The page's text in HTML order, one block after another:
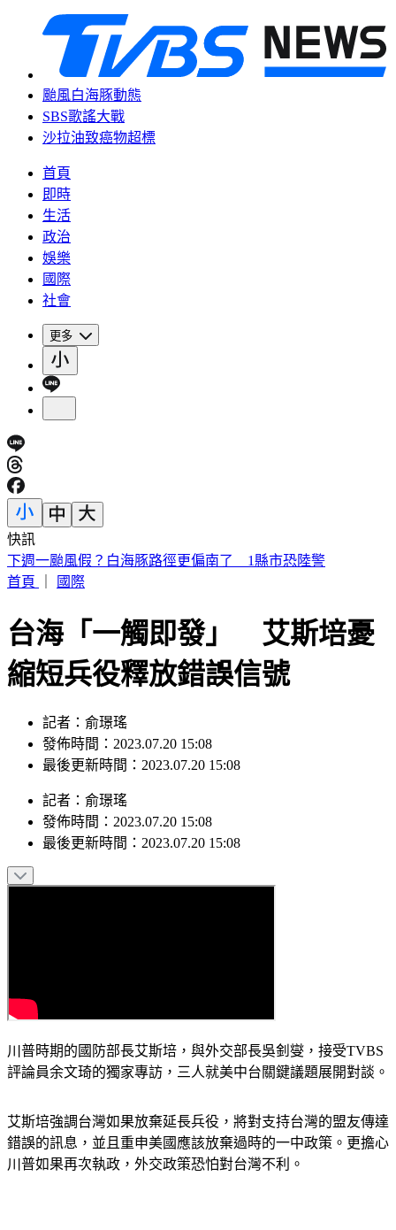
颱風白海豚動態
SBS歌謠大戰
沙拉油致癌物超標
首頁
即時
生活
政治
娛樂
國際
社會
更多
快訊
台股第3檔萬金股誕生！川湖午盤股價「衝破萬元」 創新天
價
台海「一觸即發」 艾斯培憂
縮短兵役釋放錯誤信號
記者：俞璟瑤
發佈時間：2023.07.20 15:08
記者：俞璟瑤
發佈時間：2023.07.20 15:08
川普時期的國防部長艾斯培，與外交部長吳釗燮，接受TVBS
艾斯培強調台灣如果放棄延長兵役，將對支持台灣的盟友傳達
錯誤的訊息，並且重申美國應該放棄過時的一中政策。更擔心